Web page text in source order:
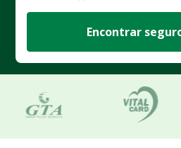
Encontrar